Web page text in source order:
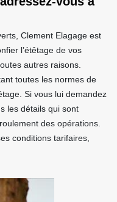
Clement Elagage est
l’étêtage de vos
autres raisons.
toutes les normes de
Si vous lui demandez
les détails qui sont
des opérations.
conditions tarifaires,